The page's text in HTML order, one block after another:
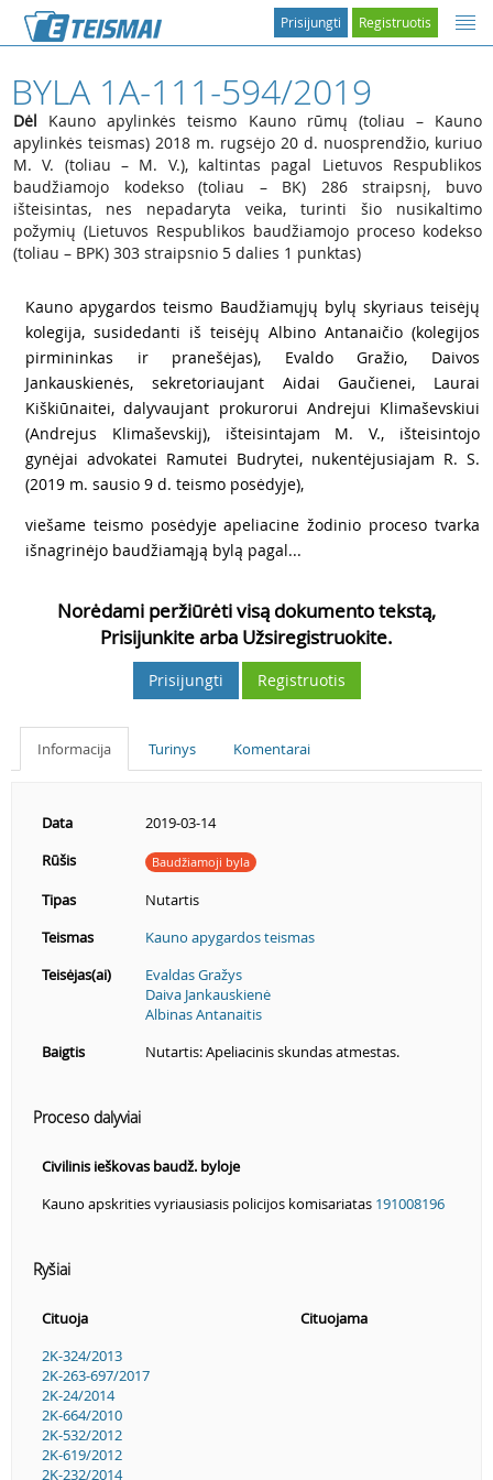
Registruotis
Prisijungti
BYLA 1A-111-594/2019
Dėl Kauno apylinkės teismo Kauno rūmų (toliau – Kauno
apylinkės teismas) 2018 m. rugsėjo 20 d. nuosprendžio, kuriuo
M. V. (toliau – M. V.), kaltintas pagal Lietuvos Respublikos
baudžiamojo kodekso (toliau – BK) 286 straipsnį, buvo
išteisintas, nes nepadaryta veika, turinti šio nusikaltimo
požymių (Lietuvos Respublikos baudžiamojo proceso kodekso
(toliau – BPK) 303 straipsnio 5 dalies 1 punktas)
Kauno apygardos teismo Baudžiamųjų bylų skyriaus teisėjų
kolegija, susidedanti iš teisėjų Albino Antanaičio (kolegijos
pirmininkas ir pranešėjas), Evaldo Gražio, Daivos
Jankauskienės, sekretoriaujant Aidai Gaučienei, Laurai
Kiškiūnaitei, dalyvaujant prokurorui Andrejui Klimaševskiui
(Andrejus Klimaševskij), išteisintajam M. V., išteisintojo
gynėjai advokatei Ramutei Budrytei, nukentėjusiajam R. S.
(2019 m. sausio 9 d. teismo posėdyje),
viešame teismo posėdyje apeliacine žodinio proceso tvarka
išnagrinėjo baudžiamąją bylą pagal...
Norėdami peržiūrėti visą dokumento tekstą,
Prisijunkite arba Užsiregistruokite.
Prisijungti Registruotis
Informacija Turinys Komentarai
Data
2019-03-14
Rūšis
Baudžiamoji byla
Tipas
Nutartis
Teismas
Kauno apygardos teismas
Teisėjas(ai)
Evaldas Gražys
Daiva Jankauskienė
Albinas Antanaitis
Baigtis
Nutartis: Apeliacinis skundas atmestas.
Proceso dalyviai
Civilinis ieškovas baudž. byloje
Kauno apskrities vyriausiasis policijos komisariatas 191008196
Ryšiai
Cituoja
Cituojama
2K-324/2013
2K-263-697/2017
2K-24/2014
2K-664/2010
2K-532/2012
2K-619/2012
2K-232/2014